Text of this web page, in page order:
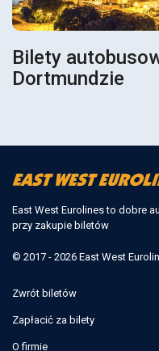
Bilety
Dortmundzie
East West Eurolines to dobre
przy zakupie biletów
© 2017 - 2026 East West
Zwrót biletów
Zapłacić za bilety
O firmie